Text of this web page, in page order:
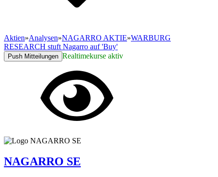
Aktien»Analysen»NAGARRO AKTIE»WARBURG
RESEARCH stuft Nagarro auf 'Buy'
Push Mitteilungen Realtimekurse aktiv
NAGARRO SE